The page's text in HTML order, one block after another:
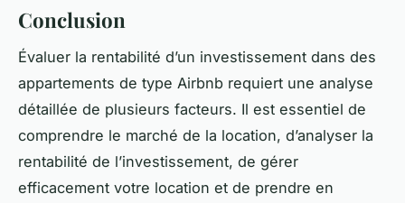
Conclusion
Évaluer la rentabilité d’un investissement dans des
appartements de type Airbnb requiert une analyse
détaillée de plusieurs facteurs. Il est essentiel de
comprendre le marché de la location, d’analyser la
rentabilité de l’investissement, de gérer
efficacement votre location et de prendre en